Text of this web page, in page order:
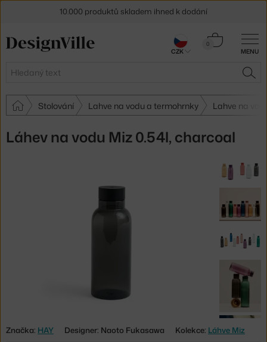
MENU
Hledat
0
Košík
Stolování Lahve na vodu a termohrnky Lahve na
Láhev na vodu Miz 0.54l, charcoal
Značka: HAY Designer: Naoto Fukasawa Kolekce: Láhve Miz
10.000 produktů skladem ihned k dodání
Sleva 5 % pro odběratele
CZK